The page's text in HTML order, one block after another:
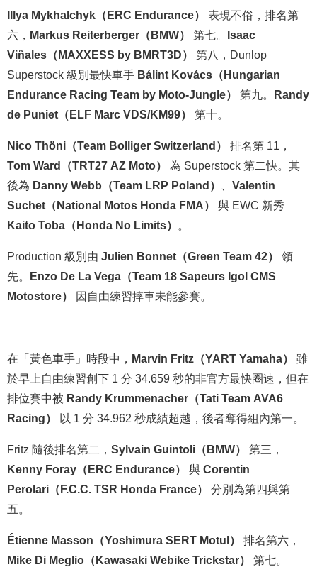
Illya Mykhalchyk（ERC Endurance）
表現不俗，排名第
六，
Markus Reiterberger（BMW） 第七。
Isaac
Viñales（MAXXESS by BMRT3D）
第八，Dunlop
Superstock 級別最快車手 Bálint Kovács（Hungarian
Endurance Racing Team by Moto-Jungle）
第九。
Randy
de Puniet（ELF Marc VDS/KM99）
第十。
Nico Thöni（Team Bolliger Switzerland）
排名第 11，
Tom Ward（TRT27 AZ Moto）
為 Superstock 第二快。其
後為 Danny Webb（Team LRP Poland）
Valentin
Suchet（National Motos Honda FMA）
與 EWC 新秀
Kaito Toba（Honda No Limits）
。
Production 級別由 Julien Bonnet（Green Team 42）
領
先。
Enzo De La Vega（Team 18 Sapeurs Igol CMS
Motostore）
因自由練習摔車未能參賽。
在「黃色車手」時段中， Marvin Fritz（YART Yamaha）
雖
於早上自由練習創下 1 分 34.659 秒的非官方最快圈速，但在
排位賽中被 Randy Krummenacher（Tati Team AVA6
Racing）
以 1 分 34.962 秒成績超越，後者奪得組內第一。
Fritz 隨後排名第二， Sylvain Guintoli（BMW）
第三，
Kenny Foray（ERC Endurance）
與 Corentin
Perolari（F.C.C. TSR Honda France）
分別為第四與第
五。
Étienne Masson（Yoshimura SERT Motul）
排名第六，
Mike Di Meglio（Kawasaki Webike Trickstar）
第七。